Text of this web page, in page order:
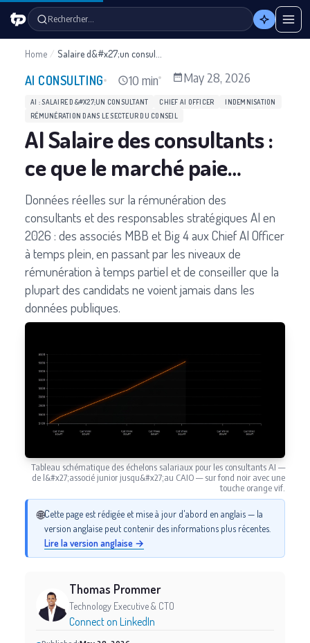
Rechercher…
Home /
AI CONSULTING 10 min May 28, 2026
AI : SALAIRE D&#X27;UN CONSULTANT CHIEF AI OFFICER
INDEMNISATION
RÉMUNÉRATION DANS LE SECTEUR DU CONSEIL
AI Salaire des consultants :
ce que le marché paie
réellement (2026)
Données réelles sur la rémunération des
consultants et des responsables stratégiques AI en
2026 : des associés MBB et Big 4 aux Chief AI Officer
à temps plein, en passant par les niveaux de
rémunération à temps partiel et de conseiller que la
plupart des candidats ne voient jamais dans les
données publiques.
Tableau schématique des échelons salariaux pour les consultants AI —
de l&#x27;associé junior jusqu&#x27;au CAIO — sur fond noir avec une
touche orange vif.
🌐Cette page est rédigée et mise à jour d'abord en anglais — la
version anglaise peut contenir des informations plus récentes.
Lire la version anglaise →
Thomas Prommer
Technology Executive & CTO
Connect on LinkedIn